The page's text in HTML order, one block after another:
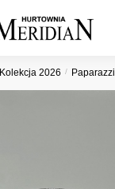
Kolekcja 2026 / Paparazzi